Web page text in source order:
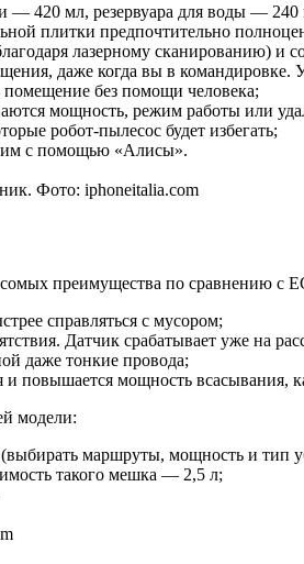
420 мл, резервуара для воды —
плитки предпочтительно
лазерному сканированию) и
даже когда вы в командировке. У
без помощи человека;
мощность, режим работы или
робот-пылесос будет избегать;
им с помощью «Алисы».
Фото: iphoneitalia.com
преимущества по сравнению с
справляться с мусором;
Датчик срабатывает уже на
даже тонкие провода;
мощность всасывания,
модели:
маршруты, мощность и тип
такого мешка — 2,5 л;